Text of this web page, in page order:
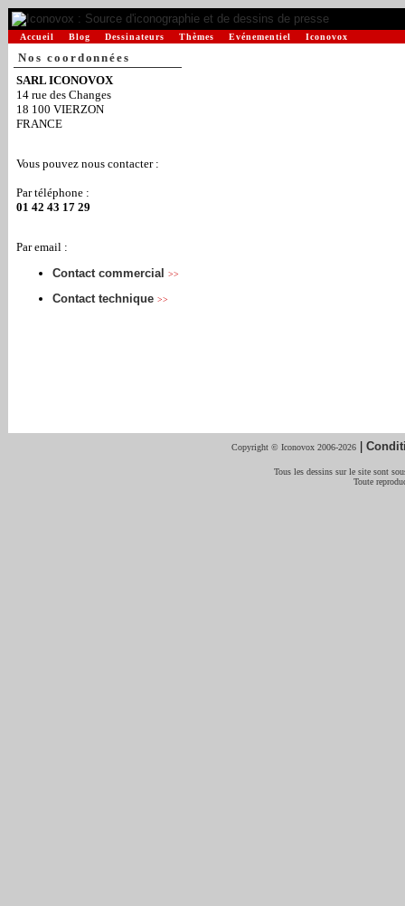
Accueil Blog Dessinateurs Thèmes Evénementiel Iconovox
Nos coordonnées
SARL ICONOVOX
14 rue des Changes
18 100 VIERZON
FRANCE
Vous pouvez nous contacter :
Par téléphone :
01 42 43 17 29
Par email :
Contact commercial
>>
Contact technique >>
Copyright © Iconovox 2006-2026 |
Tous les dessins sur le site sont
Toute